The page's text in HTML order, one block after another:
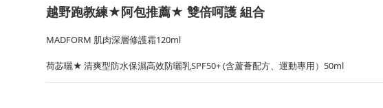
越野跑教練★阿包推薦★ 雙倍呵護 組合
MADFORM 肌肉深層修護霜120ml
荷苾曬★ 清爽型防水保濕高效防曬乳SPF50+ (含蘆薈配方、運動專用）50ml